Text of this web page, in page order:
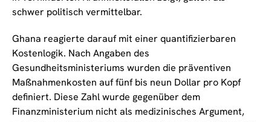
schwer politisch vermittelbar.
Ghana reagierte darauf mit einer quantifizierbaren
Kostenlogik. Nach Angaben des
Gesundheitsministeriums wurden die präventiven
Maßnahmenkosten auf fünf bis neun Dollar pro Kopf
definiert. Diese Zahl wurde gegenüber dem
Finanzministerium nicht als medizinisches Argument,